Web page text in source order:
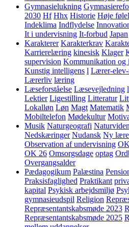
Gymnasielukning
2030 Hf Hhx Historie Høje
Indeklima Indflydelse
It i undervisning It-forbud Japan
Karakterer Karakterkrav
Karrierelæring kinesisk Klager
supervision Kommunikation og
Kunstig intelligens l Lærer-
Lærerliv læring
Læseforståelse Læsevejledning
Lektier Ligestilling Litteratur
Lokalløn Løn Magt Matematik
Mobiltelefon Mødekultur
Musik Naturgeografi
Nedskæringer Nudansk Ny
Observation af undervisning
OK 26 Omsorgsdage optag
Overgangsalder
Pædagogikum Palæstina
Praksisfaglighed Praktikant
kapital Psykisk arbejdsmiljø
gymnasieudspil Religion
Repræsentantskabsmøde 2023
Repræsentantskabsmøde 2025